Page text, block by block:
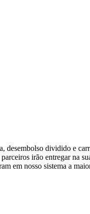
desembolso dividido e
irão entregar na
em nosso sistema a